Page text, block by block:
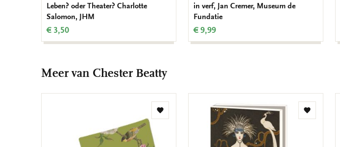
Leben? oder Theater? Charlotte
Salomon, JHM
€ 3,50
in verf, Jan Cremer, Museum de
Fundatie
€ 9,99
Meer van Chester Beatty
Toevoegen
Toevoegen